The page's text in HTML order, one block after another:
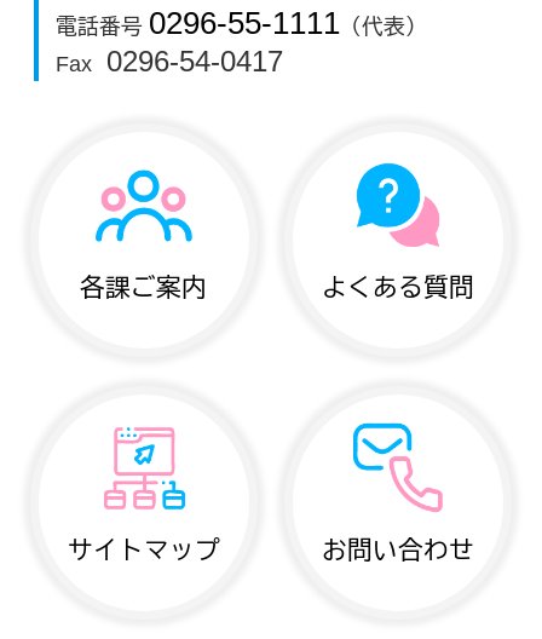
電話番号 0296-55-1111 （代表）
Fax
0296-54-0417
各課ご案内 よくある質問
サイトマップ お問い合わせ